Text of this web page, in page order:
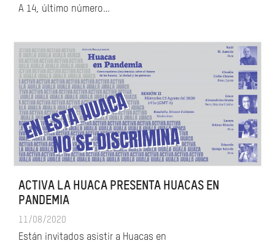
A 14, último número…
ACTIVA LA HUACA PRESENTA HUACAS EN
PANDEMIA
11/08/2020
Están invitados asistir a Huacas en